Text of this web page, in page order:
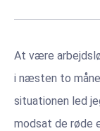
At være
i næsten to
situationen led
modsat de røde